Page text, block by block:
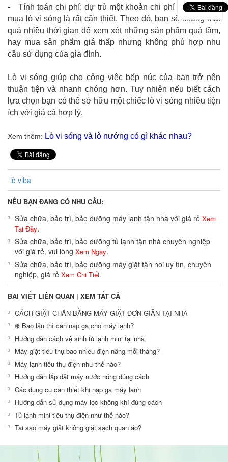
- Tính toán chi phí: dự trù một khoản chi phí cần thiết để
mua lò vi sóng là rất cần thiết. Theo đó, bạn sẽ không mất
quá nhiều thời gian để xem xét những sản phẩm quá tầm,
hay mua sản phẩm giá thấp nhưng không phù hợp nhu
cầu sử dụng của gia đình.
Lò vi sóng giúp cho công việc bếp núc của bạn trở nên
thuận tiện và nhanh chóng hơn. Tuy nhiên nếu biết cách
lựa chọn bạn có thể sở hữu một chiếc lò vi sóng nhiều tiện
ích với giá cả hợp lý.
Xem thêm: Lò vi sóng và lò nướng có gì khác nhau?
lò viba
NẾU BẠN ĐANG CÓ NHU CẦU:
Sửa chữa, bảo trì, bảo dưỡng máy lạnh tận nhà với giá rẻ Xem
Tại Đây.
Sửa chữa, bảo trì, bảo dưỡng tủ lạnh tận nhà chuyên nghiệp
với giá rẻ, vui lòng Xem Ngay.
Sửa chữa, bảo trì, bảo dưỡng máy giặt tận nơi uy tín, chuyên
nghiệp, giá rẻ Xem Chi Tiết.
BÀI VIẾT LIÊN QUAN | XEM TẤT CẢ
CÁCH GIẶT CHĂN BẰNG MÁY GIẶT ĐƠN GIẢN TẠI NHÀ
❄️ Bao lâu thì cần nạp ga cho máy lạnh?
Hướng dẫn cách vệ sinh tủ lạnh mini tại nhà
Máy giặt tiêu thụ bao nhiêu điện năng mỗi tháng?
Máy lạnh tiêu thụ điện như thế nào?
Hướng dẫn lắp đặt máy nước nóng đúng cách
Các dụng cụ cần thiết khi nạp ga máy lạnh
Hướng dẫn sử dụng máy lọc không khí đúng cách
Tủ lạnh mini tiêu thụ điện như thế nào?
Tại sao máy giặt không giặt sạch quần áo?